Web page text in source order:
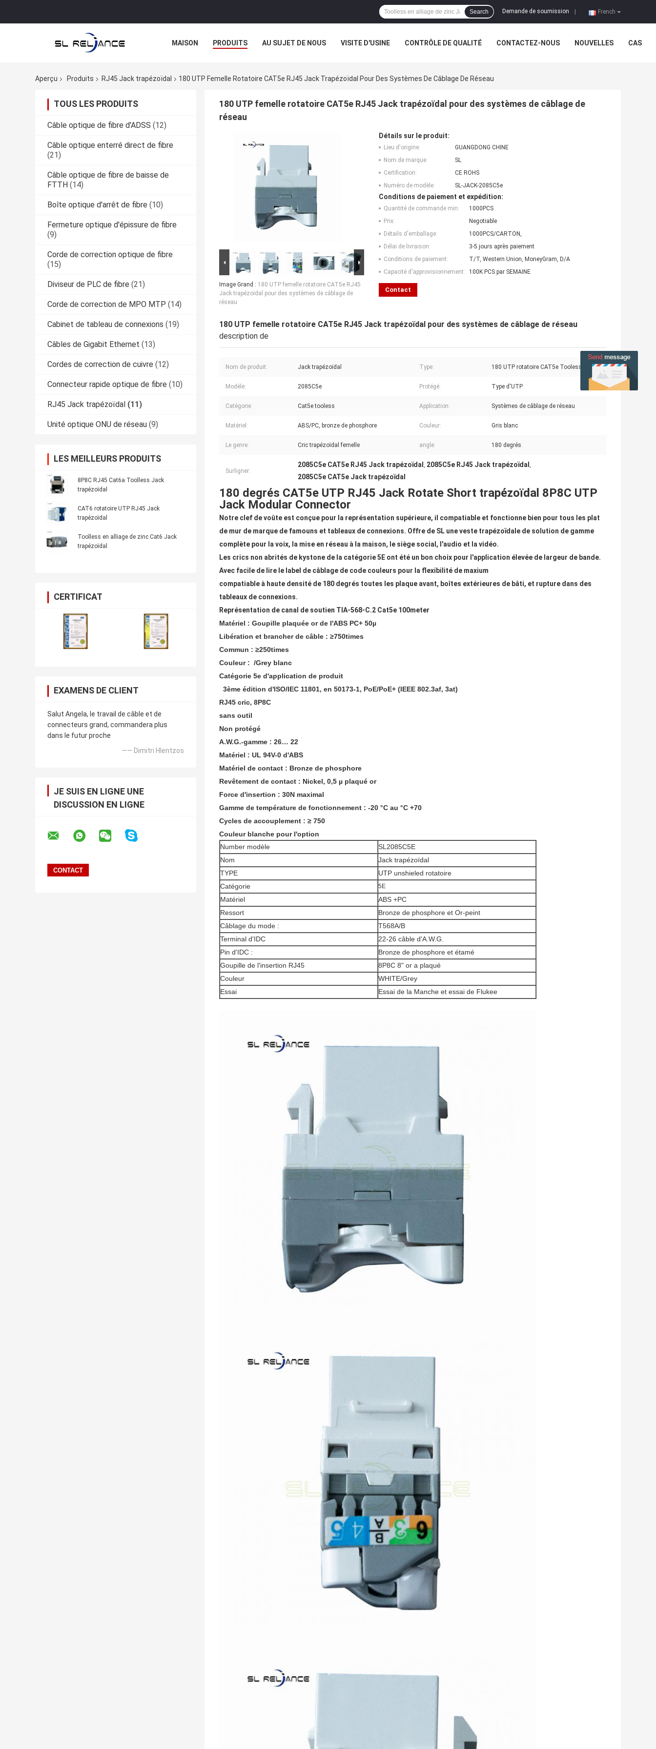
French
Demande de soumission
Search
MAISON PRODUITS AU SUJET DE NOUS VISITE D'USINE CONTRÔLE DE QUALITÉ CONTACTEZ-NOUS NOUVELLES CAS
Aperçu Produits RJ45 Jack trapézoïdal 180 UTP Femelle Rotatoire CAT5e RJ45 Jack Trapézoïdal Pour Des Systèmes De Câblage De Réseau
TOUS LES PRODUITS
Câble optique de fibre d'ADSS (12)
Câble optique enterré direct de fibre
(21)
Câble optique de fibre de baisse de
FTTH (14)
Boîte optique d'arrêt de fibre (10)
Fermeture optique d'épissure de fibre
(9)
Corde de correction optique de fibre
(15)
Diviseur de PLC de fibre (21)
Corde de correction de MPO MTP (14)
Cabinet de tableau de connexions (19)
Câbles de Gigabit Ethernet (13)
Cordes de correction de cuivre (12)
Connecteur rapide optique de fibre (10)
RJ45 Jack trapézoïdal (11)
Unité optique ONU de réseau (9)
LES MEILLEURS PRODUITS
8P8C RJ45 Cat6a Toolless Jack
trapézoïdal
CAT6 rotatoire UTP RJ45 Jack
trapézoïdal
Toolless en alliage de zinc Cat6 Jack
trapézoïdal
CERTIFICAT
EXAMENS DE CLIENT
Salut Angela, le travail de câble et de
connecteurs grand, commandera plus
dans le futur proche
—— Dimitri Hlentzos
JE SUIS EN LIGNE UNE
DISCUSSION EN LIGNE
180 UTP femelle rotatoire CAT5e RJ45 Jack trapézoïdal pour des systèmes de câblage de
réseau
Image Grand : 180 UTP femelle rotatoire CAT5e RJ45
Jack trapézoïdal pour des systèmes de câblage de
réseau
Détails sur le produit:
Lieu d'origine:
GUANGDONG CHINE
Nom de marque:
SL
Certification:
CE ROHS
Numéro de modèle:
SL-JACK-2085C5e
Conditions de paiement et expédition:
Quantité de commande min:
1000PCS
Prix:
Negotiable
Détails d'emballage:
1000PCS/CARTON,
Délai de livraison:
3-5 jours après paiement
Conditions de paiement:
T/T, Western Union, MoneyGram, D/A
Capacité d'approvisionnement:
100K PCS par SEMAINE
Contact
180 UTP femelle rotatoire CAT5e RJ45 Jack trapézoïdal pour des systèmes de câblage de réseau
description de
Nom de produit: Jack trapézoïdal Type: 180 UTP rotatoire CAT5e Tooless
Modèle: 2085C5e Protégé: Type d'UTP
Catégorie: Cat5e tooless Application: Systèmes de câblage de réseau
Matériel: ABS/PC, bronze de phosphore Couleur: Gris blanc
Le genre: Cric trapézoïdal femelle angle: 180 degrés
Surligner:
2085C5e CAT5e RJ45 Jack trapézoïdal , 2085C5e RJ45 Jack trapézoïdal ,
2085C5e CAT5e Jack trapézoïdal
180 degrés CAT5e UTP RJ45 Jack Rotate Short trapézoïdal 8P8C UTP
Jack Modular Connector
Notre clef de voûte est conçue pour la représentation supérieure, il compatiable et fonctionne bien pour tous les plat
de mur de marque de famouns et tableaux de connexions. Offre de SL une veste trapézoïdale de solution de gamme
complète pour la voix, la mise en réseau à la maison, le siège social, l'audio et la vidéo.
Les crics non abrités de kystone de la catégorie 5E ont été un bon choix pour l'application élevée de largeur de bande.
Avec facile de lire le label de câblage de code couleurs pour la flexibilité de maxium
compatiable à haute densité de 180 degrés toutes les plaque avant, boîtes extérieures de bâti, et rupture dans des
tableaux de connexions.
Représentation de canal de soutien TIA-568-C.2 Cat5e 100meter
Matériel : Goupille plaquée or de l'ABS PC+ 50µ
Libération et brancher de câble : ≥750times
Commun : ≥250times
Couleur : /Grey blanc
Catégorie 5e d'application de produit
3ème édition d'ISO/IEC 11801, en 50173-1, PoE/PoE+ (IEEE 802.3af, 3at)
RJ45 cric, 8P8C
sans outil
Non protégé
A.W.G.-gamme : 26… 22
Matériel : UL 94V-0 d'ABS
Matériel de contact : Bronze de phosphore
Revêtement de contact : Nickel, 0,5 µ plaqué or
Force d'insertion : 30N maximal
Gamme de température de fonctionnement : -20 °C au °C +70
Cycles de accouplement : ≥ 750
Couleur blanche pour l'option
Number modèle
SL2085C5E
Nom
Jack trapézoïdal
TYPE
UTP unshieled rotatoire
Catégorie
5E
Matériel
ABS +PC
Ressort
Bronze de phosphore et Or-peint
Câblage du mode :
T568A/B
Terminal d'IDC
22-26 câble d'A.W.G.
Pin d'IDC :
Bronze de phosphore et étamé
Goupille de l'insertion RJ45
8P8C 8" or a plaqué
Couleur
WHITE/Grey
Essai
Essai de la Manche et essai de Flukee